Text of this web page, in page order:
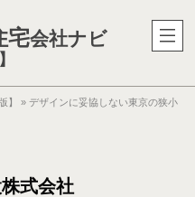
宅会社ナビ
】 » デザインに妥協しない東京の狭小
式会社